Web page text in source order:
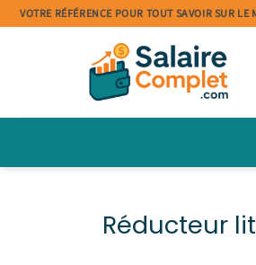
Passer
au
VOTRE RÉFÉRENCE POUR TOUT SAVOIR SUR
Réducteur